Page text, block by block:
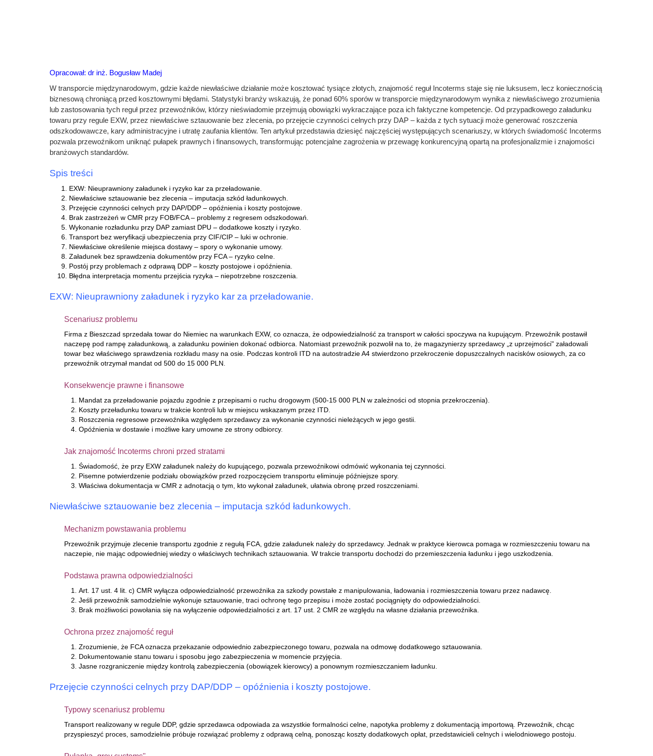
Opracował: dr inż. Bogusław Madej
W transporcie międzynarodowym, gdzie każde niewłaściwe działanie może kosztować tysiące złotych, znajomość reguł Incoterms staje się nie luksusem, lecz koniecznością
biznesową chroniącą przed kosztownymi błędami. Statystyki branży wskazują, że ponad 60% sporów w transporcie międzynarodowym wynika z niewłaściwego zrozumienia
lub zastosowania tych reguł przez przewoźników, którzy nieświadomie przejmują obowiązki wykraczające poza ich faktyczne kompetencje. Od przypadkowego załadunku
towaru przy regule EXW, przez niewłaściwe sztauowanie bez zlecenia, po przejęcie czynności celnych przy DAP – każda z tych sytuacji może generować roszczenia
odszkodowawcze, kary administracyjne i utratę zaufania klientów. Ten artykuł przedstawia dziesięć najczęściej występujących scenariuszy, w których świadomość Incoterms
pozwala przewoźnikom uniknąć pułapek prawnych i finansowych, transformując potencjalne zagrożenia w przewagę konkurencyjną opartą na profesjonalizmie i znajomości
branżowych standardów.
Spis treści
EXW: Nieuprawniony załadunek i ryzyko kar za przeładowanie.
Niewłaściwe sztauowanie bez zlecenia – imputacja szkód ładunkowych.
Przejęcie czynności celnych przy DAP/DDP – opóźnienia i koszty postojowe.
Brak zastrzeżeń w CMR przy FOB/FCA – problemy z regresem odszkodowań.
Wykonanie rozładunku przy DAP zamiast DPU – dodatkowe koszty i ryzyko.
Transport bez weryfikacji ubezpieczenia przy CIF/CIP – luki w ochronie.
Niewłaściwe określenie miejsca dostawy – spory o wykonanie umowy.
Załadunek bez sprawdzenia dokumentów przy FCA – ryzyko celne.
Postój przy problemach z odprawą DDP – koszty postojowe i opóźnienia.
Błędna interpretacja momentu przejścia ryzyka – niepotrzebne roszczenia.
EXW: Nieuprawniony załadunek i ryzyko kar za przeładowanie.
Scenariusz problemu
Firma z Bieszczad sprzedała towar do Niemiec na warunkach EXW, co oznacza, że odpowiedzialność za transport w całości spoczywa na kupującym. Przewoźnik postawił
naczepę pod rampę załadunkową, a załadunku powinien dokonać odbiorca. Natomiast przewoźnik pozwolił na to, że magazynierzy sprzedawcy „z uprzejmości" załadowali
towar bez właściwego sprawdzenia rozkładu masy na osie. Podczas kontroli ITD na autostradzie A4 stwierdzono przekroczenie dopuszczalnych nacisków osiowych, za co
przewoźnik otrzymał mandat od 500 do 15 000 PLN.
Konsekwencje prawne i finansowe
Mandat za przeładowanie pojazdu zgodnie z przepisami o ruchu drogowym (500-15 000 PLN w zależności od stopnia przekroczenia).
Koszty przeładunku towaru w trakcie kontroli lub w miejscu wskazanym przez ITD.
Roszczenia regresowe przewoźnika względem sprzedawcy za wykonanie czynności nieleżących w jego gestii.
Opóźnienia w dostawie i możliwe kary umowne ze strony odbiorcy.
Jak znajomość Incoterms chroni przed stratami
Świadomość, że przy EXW załadunek należy do kupującego, pozwala przewoźnikowi odmówić wykonania tej czynności.
Pisemne potwierdzenie podziału obowiązków przed rozpoczęciem transportu eliminuje późniejsze spory.
Właściwa dokumentacja w CMR z adnotacją o tym, kto wykonał załadunek, ułatwia obronę przed roszczeniami.
Niewłaściwe sztauowanie bez zlecenia – imputacja szkód ładunkowych.
Mechanizm powstawania problemu
Przewoźnik przyjmuje zlecenie transportu zgodnie z regułą FCA, gdzie załadunek należy do sprzedawcy. Jednak w praktyce kierowca pomaga w rozmieszczeniu towaru na
naczepie, nie mając odpowiedniej wiedzy o właściwych technikach sztauowania. W trakcie transportu dochodzi do przemieszczenia ładunku i jego uszkodzenia.
Podstawa prawna odpowiedzialności
Art. 17 ust. 4 lit. c) CMR wyłącza odpowiedzialność przewoźnika za szkody powstałe z manipulowania, ładowania i rozmieszczenia towaru przez nadawcę.
Jeśli przewoźnik samodzielnie wykonuje sztauowanie, traci ochronę tego przepisu i może zostać pociągnięty do odpowiedzialności.
Brak możliwości powołania się na wyłączenie odpowiedzialności z art. 17 ust. 2 CMR ze względu na własne działania przewoźnika.
Ochrona przez znajomość reguł
Zrozumienie, że FCA oznacza przekazanie odpowiednio zabezpieczonego towaru, pozwala na odmowę dodatkowego sztauowania.
Dokumentowanie stanu towaru i sposobu jego zabezpieczenia w momencie przyjęcia.
Jasne rozgraniczenie między kontrolą zabezpieczenia (obowiązek kierowcy) a ponownym rozmieszczaniem ładunku.
Przejęcie czynności celnych przy DAP/DDP – opóźnienia i koszty postojowe.
Typowy scenariusz problemu
Transport realizowany w regule DDP, gdzie sprzedawca odpowiada za wszystkie formalności celne, napotyka problemy z dokumentacją importową. Przewoźnik, chcąc
przyspieszyć proces, samodzielnie próbuje rozwiązać problemy z odprawą celną, ponosząc koszty dodatkowych opłat, przedstawicieli celnych i wielodniowego postoju.